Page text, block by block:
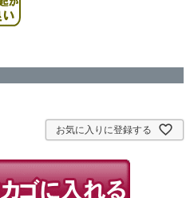
お気に入りに登録する